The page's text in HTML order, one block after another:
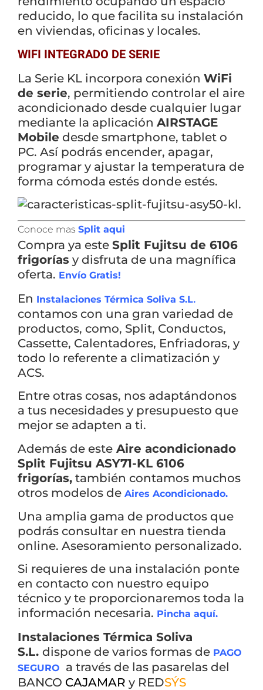
Empieza a escribir para ver resultados.
Ver todos los resultados
reducido, lo que facilita su instalación
en viviendas, oficinas y locales.
WIFI INTEGRADO DE SERIE
La Serie KL incorpora conexión WiFi
de serie, permitiendo controlar el aire
acondicionado desde cualquier lugar
mediante la aplicación AIRSTAGE
Mobile desde smartphone, tablet o
PC. Así podrás encender, apagar,
programar y ajustar la temperatura de
forma cómoda estés donde estés.
Conoce mas Split aqui
Compra ya este Split Fujitsu de 6106
frigorías y disfruta de una magnífica
oferta. Envío Gratis!
En Instalaciones Térmica Soliva S.L.
contamos con una gran variedad de
productos, como, Split, Conductos,
Cassette, Calentadores, Enfriadoras, y
todo lo referente a climatización y
ACS.
Entre otras cosas, nos adaptándonos
a tus necesidades y presupuesto que
mejor se adapten a ti.
Además de este Aire acondicionado
Split Fujitsu ASY71-KL 6106
frigorías, también contamos muchos
otros modelos de Aires Acondicionado.
Una amplia gama de productos que
podrás consultar en nuestra tienda
online. Asesoramiento personalizado.
Si requieres de una instalación ponte
en contacto con nuestro equipo
técnico y te proporcionaremos toda la
información necesaria. Pincha aquí.
Instalaciones Térmica Soliva
S.L. dispone de varios formas de PAGO
SEGURO
a través de las pasarelas del
BANCO CAJAMAR y REDSÝS